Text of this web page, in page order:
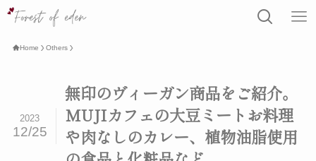
Home Others
無印のヴィーガン商品をご紹介。
MUJIカフェの大豆ミートお料理
や肉なしのカレー、植物油脂使用
2023
12/25